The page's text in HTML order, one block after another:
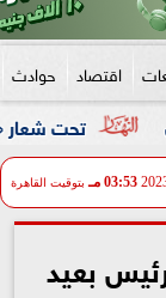
اقتصاد حوادث
شعار «خدمة بيوت
03:53 مـ بتوقيت القاهرة
بعيد